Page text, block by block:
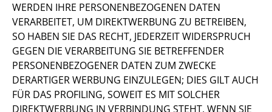
WERDEN IHRE PERSONENBEZOGENEN DATEN
VERARBEITET, UM DIREKTWERBUNG ZU BETREIBEN,
SO HABEN SIE DAS RECHT, JEDERZEIT WIDERSPRUCH
GEGEN DIE VERARBEITUNG SIE BETREFFENDER
PERSONENBEZOGENER DATEN ZUM ZWECKE
DERARTIGER WERBUNG EINZULEGEN; DIES GILT AUCH
FÜR DAS PROFILING, SOWEIT ES MIT SOLCHER
DIREKTWERBUNG IN VERBINDUNG STEHT. WENN SIE